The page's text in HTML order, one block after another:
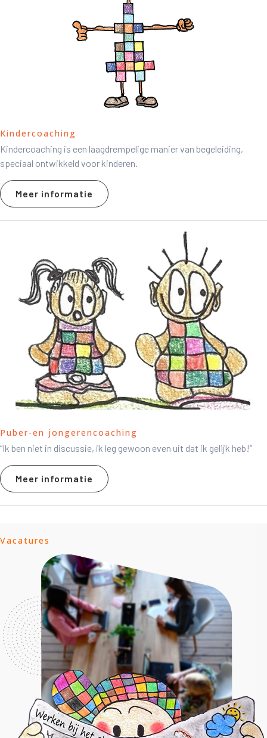
Kindercoaching
Kindercoaching is een laagdrempelige manier van begeleiding,
speciaal ontwikkeld voor kinderen.
Meer informatie
Puber-en jongerencoaching
“Ik ben niet in discussie, ik leg gewoon even uit dat ik gelijk heb!”
Meer informatie
Vacatures